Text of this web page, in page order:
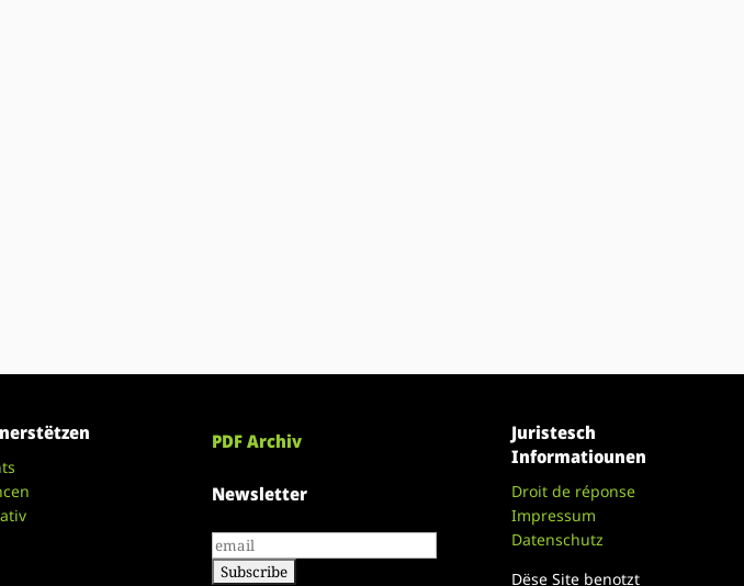
PDF Archiv
Newsletter
Juristesch
Informatiounen
Droit de réponse
Impressum
Datenschutz
Dëse Site benotzt